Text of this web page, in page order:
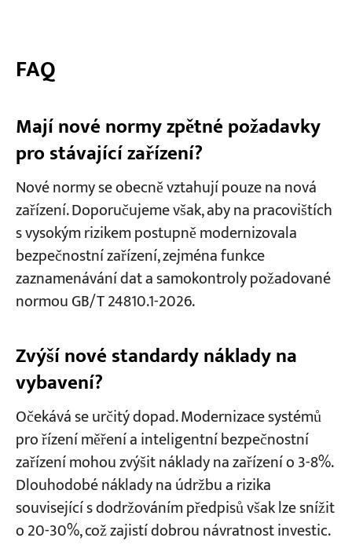
FAQ
Mají nové normy zpětné požadavky
pro stávající zařízení?
Nové normy se obecně vztahují pouze na nová
zařízení. Doporučujeme však, aby na pracovištích
s vysokým rizikem postupně modernizovala
bezpečnostní zařízení, zejména funkce
zaznamenávání dat a samokontroly požadované
normou GB/T 24810.1-2026.
Zvýší nové standardy náklady na
vybavení?
Očekává se určitý dopad. Modernizace systémů
pro řízení měření a inteligentní bezpečnostní
zařízení mohou zvýšit náklady na zařízení o 3-8%.
Dlouhodobé náklady na údržbu a rizika
související s dodržováním předpisů však lze snížit
o 20-30%, což zajistí dobrou návratnost investic.